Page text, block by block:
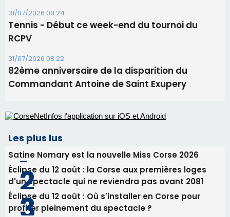
31/07/2026 08:24
Tennis - Début ce week-end du tournoi du
RCPV
31/07/2026 08:22
82ème anniversaire de la disparition du
Commandant Antoine de Saint Exupery
Les plus lus
Satine Nomary est la nouvelle Miss Corse 2026
Éclipse du 12 août : la Corse aux premières loges
d'un spectacle qui ne reviendra pas avant 2081
Éclipse du 12 août : Où s'installer en Corse pour
profiter pleinement du spectacle ?